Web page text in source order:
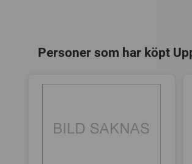
Personer som har köpt